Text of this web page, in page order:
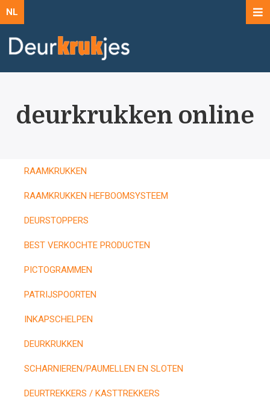
NL
deurkrukken online
RAAMKRUKKEN
RAAMKRUKKEN HEFBOOMSYSTEEM
DEURSTOPPERS
BEST VERKOCHTE PRODUCTEN
PICTOGRAMMEN
PATRIJSPOORTEN
INKAPSCHELPEN
DEURKRUKKEN
SCHARNIEREN/PAUMELLEN EN SLOTEN
DEURTREKKERS / KASTTREKKERS